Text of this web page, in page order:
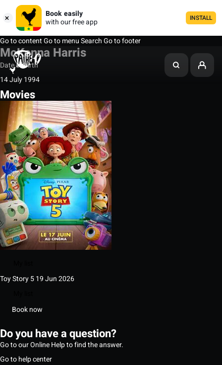
Book easily
with our free app
INSTALL
Go to contentGo to menuSearchGo to footer
McKenna Harris
Date of birth
14 July 1994
Movies
Toy Story 519 Jun 2026
Book now
Do you have a question?
Go to our Online Help to find the answer.
Go to help center